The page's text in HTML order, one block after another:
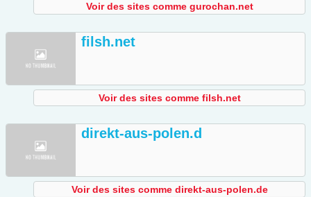
Voir des sites comme gurochan.net
filsh.net
Voir des sites comme filsh.net
direkt-aus-polen.d
Voir des sites comme direkt-aus-polen.de